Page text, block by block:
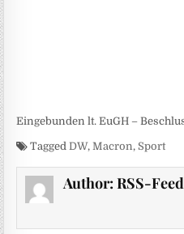
Eingebunden lt. EuGH –
TaggedDW,Macron, Sport
Author: RSS-Feed